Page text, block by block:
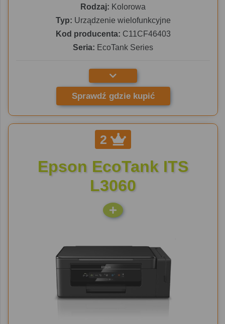
Rodzaj: Kolorowa
Typ: Urządzenie wielofunkcyjne
Kod producenta: C11CF46403
Seria: EcoTank Series
Sprawdź gdzie kupić
2
Epson EcoTank ITS
L3060